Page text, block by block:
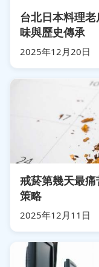
台北日本料理
味與歷史傳承
2025年12月20日
戒菸第幾天最
策略
2025年12月11日